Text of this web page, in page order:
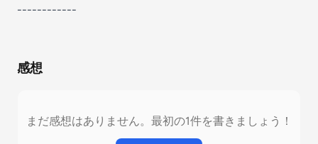
------------
感想
まだ感想はありません。最初の1件を書きましょう！